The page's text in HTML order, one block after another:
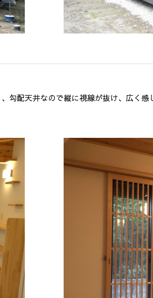
勾配天井なので縦に視線が抜け、広く